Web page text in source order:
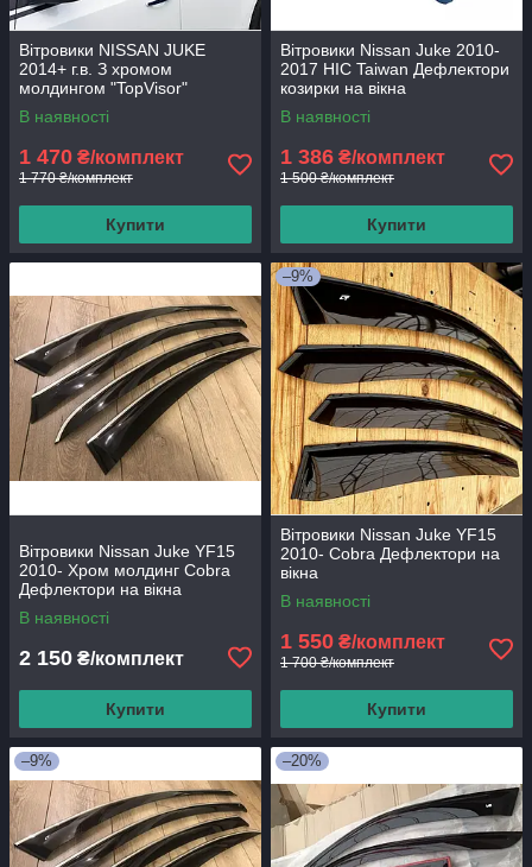
Вітровики NISSAN JUKE
2014+ г.в. З хромом
молдингом "TopVisor"
дефлектори вікон
В наявності
1 470 ₴/комплект
1 770 ₴/комплект
Купити
Вітровики Nissan Juke 2010-
2017 HIC Taiwan Дефлектори
козирки на вікна
В наявності
1 386 ₴/комплект
1 500 ₴/комплект
Купити
Вітровики Nissan Juke YF15
2010- Хром молдинг Cobra
Дефлектори на вікна
В наявності
2 150 ₴/комплект
Купити
–9%
Вітровики Nissan Juke YF15
2010- Cobra Дефлектори на
вікна
В наявності
1 550 ₴/комплект
1 700 ₴/комплект
Купити
–9% –20%